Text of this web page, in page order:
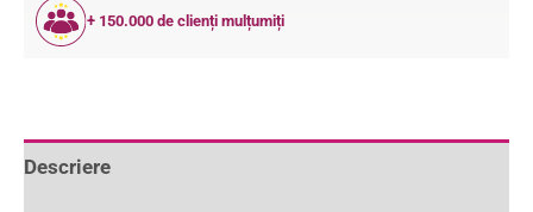
+ 150.000 de clienți mulțumiți
Descriere